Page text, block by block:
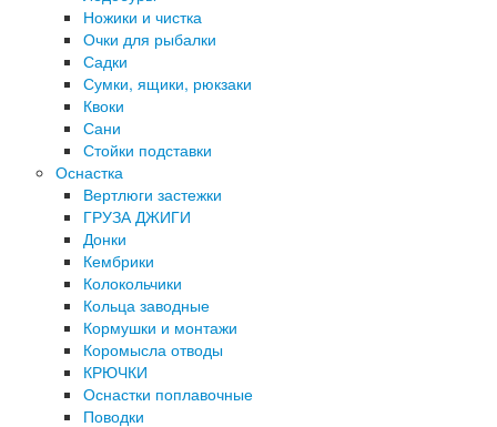
Ножики и чистка
Очки для рыбалки
Садки
Сумки, ящики, рюкзаки
Квоки
Сани
Стойки подставки
Оснастка
Вертлюги застежки
ГРУЗА ДЖИГИ
Донки
Кембрики
Колокольчики
Кольца заводные
Кормушки и монтажи
Коромысла отводы
КРЮЧКИ
Оснастки поплавочные
Поводки